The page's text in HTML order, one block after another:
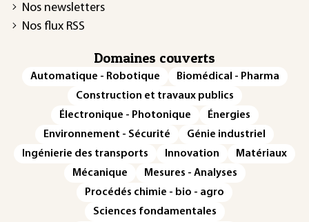
Nos newsletters
Nos flux RSS
Domaines couverts
Automatique - Robotique
Biomédical - Pharma
Construction et travaux publics
Électronique - Photonique
Énergies
Environnement - Sécurité
Génie industriel
Ingénierie des transports
Innovation
Matériaux
Mécanique
Mesures - Analyses
Procédés chimie - bio - agro
Sciences fondamentales